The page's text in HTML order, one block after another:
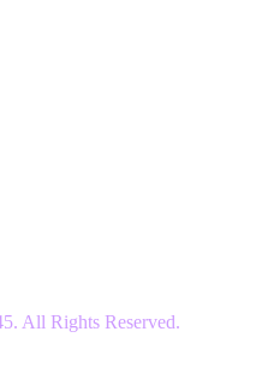
All Rights Reserved.